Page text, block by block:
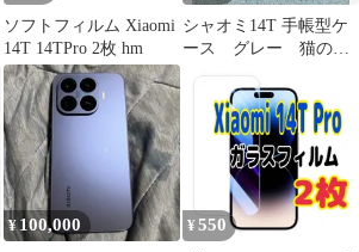
ソフトフィルム Xiaomi
14T 14TPro 2枚 hm
シャオミ14T 手帳型ケ
ース グレー 猫の飾
りつき
¥ 100,000 ¥ 550